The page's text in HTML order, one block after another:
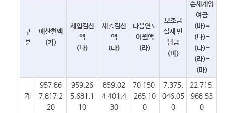
구
분
예산현액
(가)
세입결산
액
(나)
세출결산
액
(다)
다음연도
이월액
(라)
보조금
실제 반
납금
(마)
순세계잉
여금
(바)=
(나)-
(다)-
(라)-
(마)
계
957,86
7,817,2
20
959,26
5,681,1
10
859,02
4,401,4
30
70,150,
265,10
0
7,375,
046,05
0
22,715,
968,53
0